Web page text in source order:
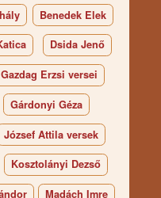
Benedek Elek
Dsida Jenő
Gazdag Erzsi versei
Gárdonyi Géza
József Attila versek
Kosztolányi Dezső
Madách Imre